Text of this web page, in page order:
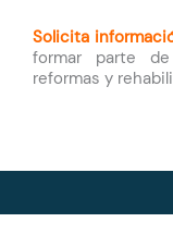
Solicita
formar parte
reformas y